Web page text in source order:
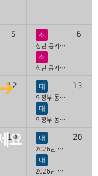
5 소
청년 공익활동 디딤돌 지원 사업 청년활동가 5월 워크숍
소
청년 공익활동 디딤돌 지원 사업 청년활동가 5월 워크숍
6
12 대
의정부 동행조합원 회의
대
의정부 동행조합원 회의
13
19 대
2026년 경기청년 갭이어 프로그램
대
2026년 경기청년 갭이어 프로그램
20